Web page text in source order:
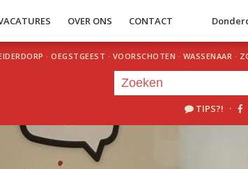
OVER ONS CONTACT
· OEGSTGEEST · VOORSCHOTEN · WASSENAAR ·
TIPS?! ·